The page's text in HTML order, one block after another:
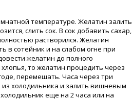
температуре. Желатин залить
слить сок. В сок добавить сахар,
растворился. Желатин
в сотейник и на слабом огне при
желатин до полного
хлопья, то желатин процедить через
перемешать. Часа через три
холодильника и залить вишневым
еще на 2 часа или на